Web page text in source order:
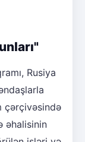
Rusiya
çərçivəsində
əhalisinin